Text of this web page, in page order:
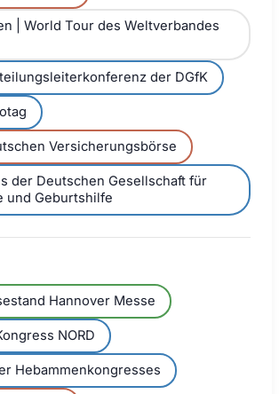
| World Tour des Weltverbandes
der DGfK
Versicherungsbörse
der Deutschen Gesellschaft für
und Geburtshilfe
Hannover Messe
NORD
Hebammenkongresses